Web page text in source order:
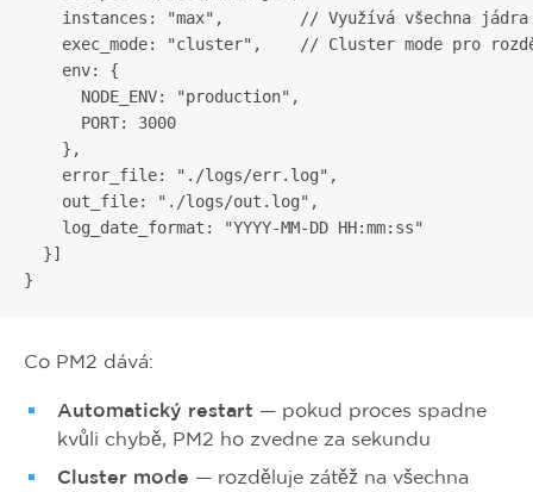
instances: "max",        // Využívá všechna jádra
exec_mode: "cluster",    // Cluster mode pro
    env: {
      NODE_ENV: "production",
      PORT: 3000
    },
    error_file: "./logs/err.log",
    out_file: "./logs/out.log",
    log_date_format: "YYYY-MM-DD HH:mm:ss"
  }]
}
Co PM2 dává:
Automatický restart — pokud proces spadne
kvůli chybě, PM2 ho zvedne za sekundu
Cluster mode — rozděluje zátěž na všechna